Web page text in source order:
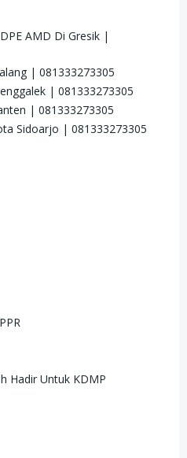
AMD Di Gresik |
| 081333273305
| 081333273305
| 081333273305
Sidoarjo | 081333273305
Hadir Untuk KDMP